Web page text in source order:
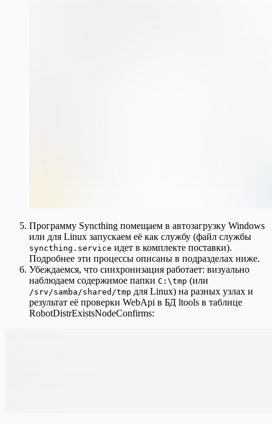
Программу Syncthing помещаем в автозагрузку Windows
или для Linux запускаем её как службу (файл службы
syncthing.service идет в комплекте поставки).
Подробнее эти процессы описаны в подразделах ниже.
Убеждаемся, что синхронизация работает: визуально
наблюдаем содержимое папки C:\tmp (или
/srv/samba/shared/tmp для Linux) на разных узлах и
результат её проверки WebApi в БД ltools в таблице
RobotDistrExistsNodeConfirms: